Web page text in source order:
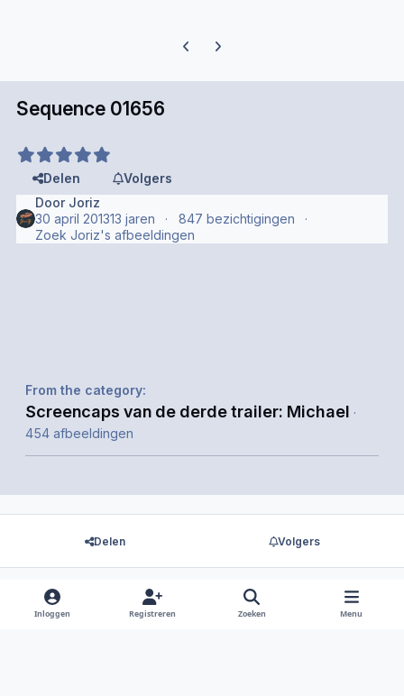
Previous carousel slide
Next carousel slide
Sequence 01656
Delen
Volgers
Door Joriz
30 april 201313 jaren
847 bezichtigingen
Zoek Joriz's afbeeldingen
From the category:
Screencaps van de derde trailer: Michael ·
454 afbeeldingen
Delen Volgers
Er zijn geen reacties om weer te geven.
Inloggen Registreren Zoeken Menu